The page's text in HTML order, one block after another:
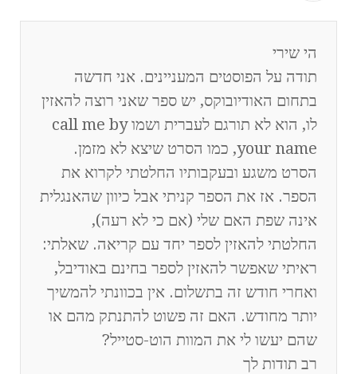
הי שירי
תודה על הפוסטים המעניינים. אני חדשה
בתחום האודיובוקס, יש ספר שאני רוצה להאזין
לו, הוא לא תורגם לעברית ושמו call me by
your name, כמו הסרט שיצא לא מזמן.
הסרט משגע ובעקבותיו החלטתי לקרוא את
הספר. אז את הספר קניתי אבל כיוון שהאנגלית
אינה שפת האם שלי (אם כי לא רעה),
החלטתי להאזין לספר יחד עם קריאה. שאלתי:
ראיתי שאפשר להאזין לספר בחינם באודיבל,
ואחרי חודש זה בתשלום. אין בכוונתי להמשיך
יותר מחודש. האם זה פשוט להתנתק מהם או
שהם יעשו לי את המוות הוט-סטייל?
רב תודות לך